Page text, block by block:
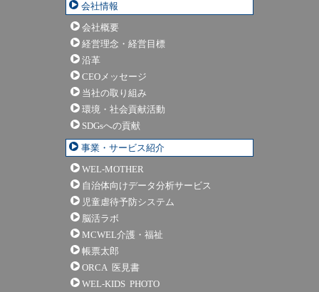
会社情報
会社概要
経営理念・経営目標
沿革
CEOメッセージ
当社の取り組み
環境・社会貢献活動
SDGsへの貢献
事業・サービス紹介
WEL-MOTHER
自治体向けデータ分析サービス
児童虐待予防システム
脳活ラボ
MCWEL介護・福祉
帳票太郎
ORCA 医見書
WEL-KIDS PHOTO